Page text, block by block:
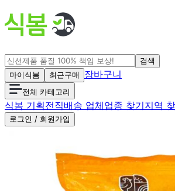
검색
마이식봄
최근구매 장바구니
전체 카테고리
식봄 기획전직배송 업체업종 찾기지역
로그인 / 회원가입